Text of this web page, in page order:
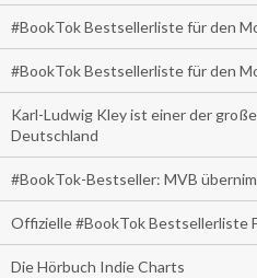
#BookTok Bestsellerliste für den
#BookTok Bestsellerliste für den
Karl-Ludwig Kley ist einer der
Deutschland
#BookTok-Bestseller: MVB
Offizielle #BookTok Bestsellerliste
Die Hörbuch Indie Charts